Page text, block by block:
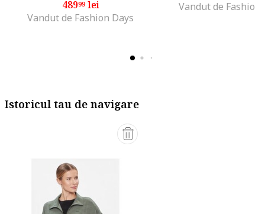
48999lei
Vandut de Fashion Days
Vandut de Fashion
Istoricul tau de navigare